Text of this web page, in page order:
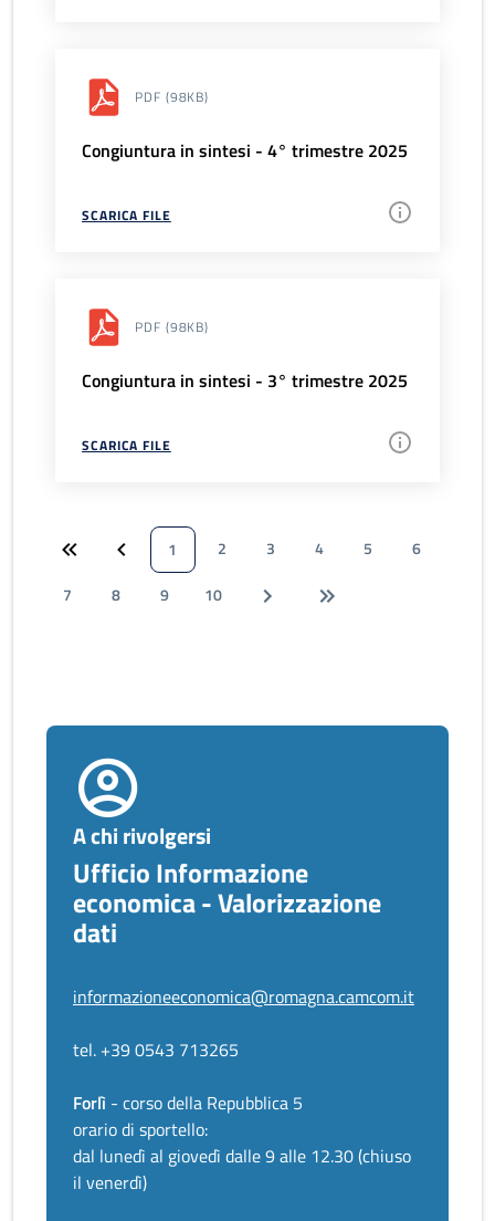
PDF (98KB)
Congiuntura in sintesi - 4° trimestre 2025
SCARICA FILE
PDF (98KB)
Congiuntura in sintesi - 3° trimestre 2025
SCARICA FILE
1 2 3 4 5
6
7
8 9 10
A chi rivolgersi
Ufficio Informazione
economica - Valorizzazione
dati
informazioneeconomica@romagna.camcom.it
tel. +39 0543 713265
Forlì - corso della Repubblica 5
orario di sportello:
dal lunedì al giovedì dalle 9 alle 12.30 (chiuso
il venerdì)